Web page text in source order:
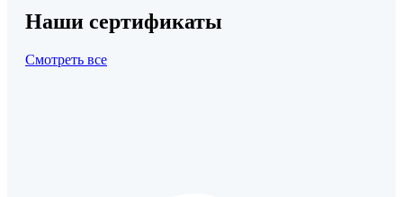
Наши сертификаты
Смотреть все